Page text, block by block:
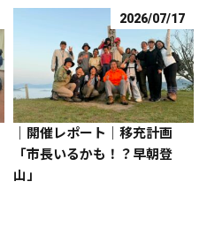
2026/07/17
｜開催レポート｜移充計画
「市長いるかも！？早朝登
山」